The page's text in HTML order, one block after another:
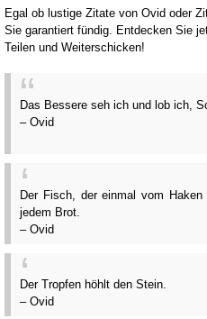
Egal ob lustige Zitate von Ovid oder
Sie garantiert fündig. Entdecken Sie
Teilen und Weiterschicken!
Das Bessere seh ich und lob ich,
– Ovid
Der Fisch, der einmal vom
jedem Brot.
– Ovid
Der Tropfen höhlt den Stein.
– Ovid